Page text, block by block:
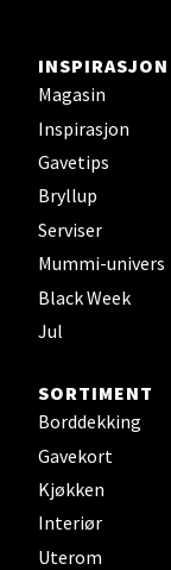
INSPIRASJON
Magasin
Inspirasjon
Gavetips
Bryllup
Serviser
Mummi-univers
Black Week
Jul
SORTIMENT
Borddekking
Gavekort
Kjøkken
Interiør
Uterom
Strangata
Åpent i dag
0 i butikk
Sjøfartsgata
0 i butikk